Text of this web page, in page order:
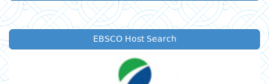
EBSCO Host Search